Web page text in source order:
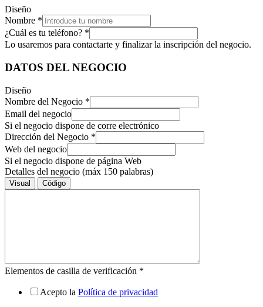
Diseño
Nombre *
¿Cuál es tu teléfono? *
Lo usaremos para contactarte y finalizar la inscripción del negocio.
DATOS DEL NEGOCIO
Diseño
Nombre del Negocio *
Email del negocio
Si el negocio dispone de corre electrónico
Dirección del Negocio *
Web del negocio
Si el negocio dispone de página Web
Detalles del negocio (máx 150 palabras)
Visual Código
Elementos de casilla de verificación *
Acepto la Política de privacidad